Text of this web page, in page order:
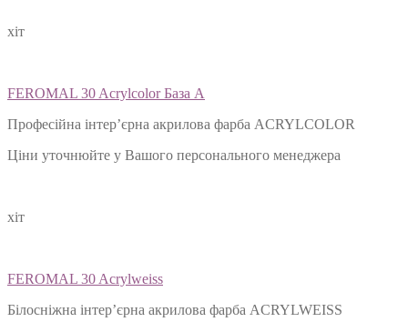
хіт
FEROMAL 30 Acrylcolor База А
Професійна інтер’єрна акрилова фарба ACRYLCOLOR
Ціни уточнюйте у Вашого персонального менеджера
хіт
FEROMAL 30 Acrylweiss
Білосніжна інтер’єрна акрилова фарба ACRYLWEISS